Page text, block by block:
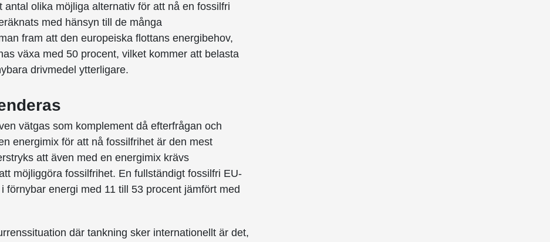
olika möjliga alternativ för att nå en fossilfri
med hänsyn till de många
fram att den europeiska flottans energibehov,
växa med 50 procent, vilket kommer att belasta
drivmedel ytterligare.
vätgas som komplement då efterfrågan och
energimix för att nå fossilfrihet är den mest
att även med en energimix krävs
möjliggöra fossilfrihet. En fullständigt fossilfri EU-
förnybar energi med 11 till 53 procent jämfört med
där tankning sker internationellt är det,